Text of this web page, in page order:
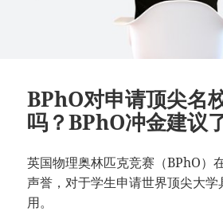
BPhO对申请顶尖名
吗？BPhO冲金建议
英国物理奥林匹克竞赛（BPhO）
声誉，对于学生申请世界顶尖大
用。